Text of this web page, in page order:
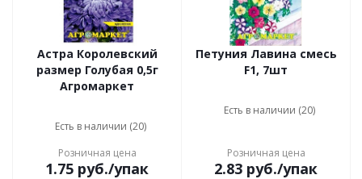
Астра Королевский
размер Голубая 0,5г
Агромаркет
Есть в наличии (20)
Розничная цена
1.75 руб./упак
Петуния Лавина смесь
F1, 7шт
Есть в наличии (20)
Розничная цена
2.83 руб./упак